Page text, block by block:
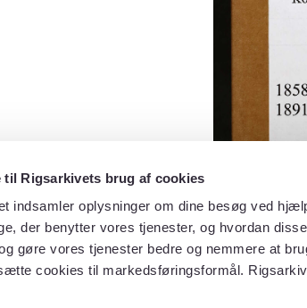
til Rigsarkivets brug af cookies
indsamler oplysninger om dine besøg ved
der benytter vores tjenester, og hvordan
gøre vores tjenester bedre og nemmere at
cookies til markedsføringsformål.